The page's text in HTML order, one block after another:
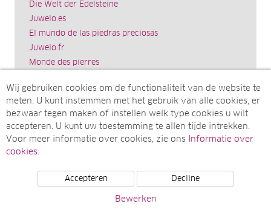
Die Welt der Edelsteine
Juwelo.es
El mundo de las piedras preciosas
Juwelo.fr
Monde des pierres
Il mondo delle gemme
World of Gemstones
Ädelstenarnas Värld
Juwelo.com
© Juwelo Deutschland GmbH (Een onderneming van de
Wij gebruiken cookies om de functionaliteit van de website te
meten. U kunt instemmen met het gebruik van alle cookies, er
bezwaar tegen maken of instellen welk type cookies u wilt
accepteren. U kunt uw toestemming te allen tijde intrekken.
Voor meer informatie over cookies, zie ons
Informatie over
cookies.
Accepteren Decline
Bewerken